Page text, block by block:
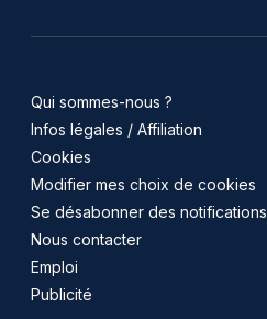
Qui sommes-nous ?
Infos légales / Affiliation
Cookies
Modifier mes choix de cookies
Se désabonner des notifications
Nous contacter
Emploi
Publicité